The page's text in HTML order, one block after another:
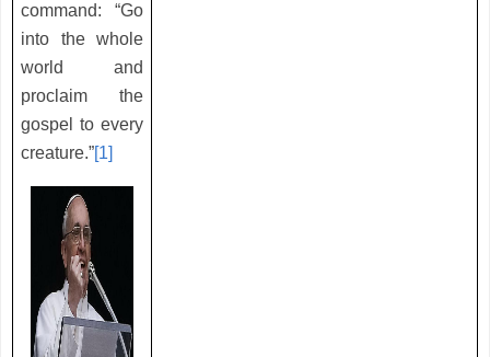
command: “Go
into the whole
world and
proclaim the
gospel to every
creature.” [1]